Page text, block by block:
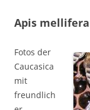
Apis
Fotos der
Caucasica
mit
freundlich